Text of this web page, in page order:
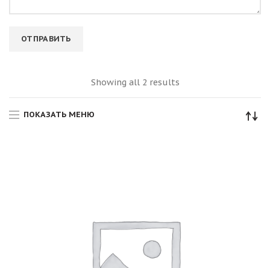
Showing all 2 results
ПОКАЗАТЬ МЕНЮ